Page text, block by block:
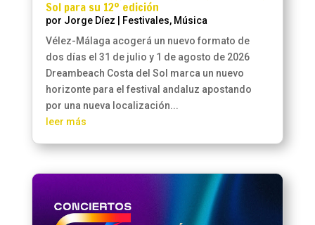
Sol para su 12º edición
por Jorge Díez Festivales, Música
Vélez-Málaga acogerá un nuevo formato de
dos días el 31 de julio y 1 de agosto de 2026
Dreambeach Costa del Sol marca un nuevo
horizonte para el festival andaluz apostando
por una nueva localización...
leer más